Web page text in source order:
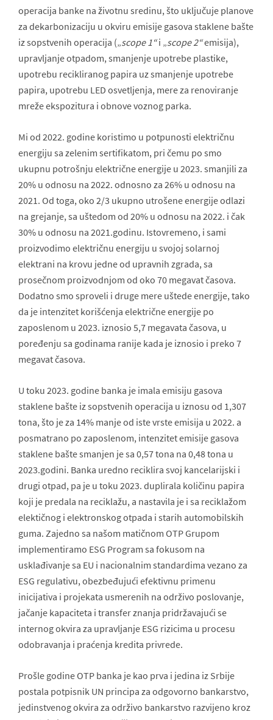
operacija banke na životnu sredinu, što uključuje planove
za dekarbonizaciju u okviru emisije gasova staklene bašte
iz sopstvenih operacija („scope 1“i „scope 2“emisija),
upravljanje otpadom, smanjenje upotrebe plastike,
upotrebu recikliranog papira uz smanjenje upotrebe
papira, upotrebu LED osvetljenja, mere za renoviranje
mreže ekspozitura i obnove voznog parka.
Mi od 2022. godine koristimo u potpunosti električnu
energiju sa zelenim sertifikatom, pri čemu po smo
ukupnu potrošnju električne energije u 2023. smanjili za
20% u odnosu na 2022. odnosno za 26% u odnosu na
2021. Od toga, oko 2/3 ukupno utrošene energije odlazi
na grejanje, sa uštedom od 20% u odnosu na 2022. i čak
30% u odnosu na 2021.godinu. Istovremeno, i sami
proizvodimo električnu energiju u svojoj solarnoj
elektrani na krovu jedne od upravnih zgrada, sa
prosečnom proizvodnjom od oko 70 megavat časova.
Dodatno smo sproveli i druge mere uštede energije, tako
da je intenzitet korišćenja električne energije po
zaposlenom u 2023. iznosio 5,7 megavata časova, u
poređenju sa godinama ranije kada je iznosio i preko 7
megavat časova.
U toku 2023. godine banka je imala emisiju gasova
staklene bašte iz sopstvenih operacija u iznosu od 1,307
tona, što je za 14% manje od iste vrste emisija u 2022. a
posmatrano po zaposlenom, intenzitet emisije gasova
staklene bašte smanjen je sa 0,57 tona na 0,48 tona u
2023.godini. Banka uredno reciklira svoj kancelarijski i
drugi otpad, pa je u toku 2023. duplirala količinu papira
koji je predala na reciklažu, a nastavila je i sa reciklažom
elektičnog i elektronskog otpada i starih automobilskih
guma. Zajedno sa našom matičnom OTP Grupom
implementiramo ESG Program sa fokusom na
usklađivanje sa EU i nacionalnim standardima vezano za
ESG regulativu, obezbeđujući efektivnu primenu
inicijativa i projekata usmerenih na održivo poslovanje,
jačanje kapaciteta i transfer znanja pridržavajući se
internog okvira za upravljanje ESG rizicima u procesu
odobravanja i praćenja kredita privrede.
Prošle godine OTP banka je kao prva i jedina iz Srbije
postala potpisnik UN principa za odgovorno bankarstvo,
jedinstvenog okvira za održivo bankarstvo razvijeno kroz